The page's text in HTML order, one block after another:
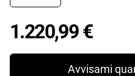
1.220,99 €Price
Avvisami